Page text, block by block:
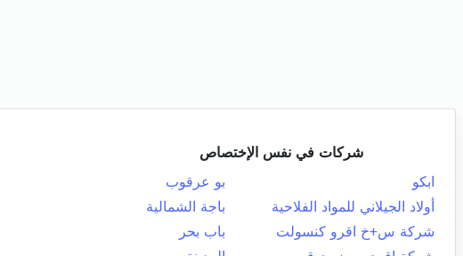
شركات في نفس الإختصاص
ابكو
بو عرقوب
أولاد الجيلاني للمواد الفلاحية
باجة الشمالية
شركة س+خ اقرو كنسولت
باب بحر